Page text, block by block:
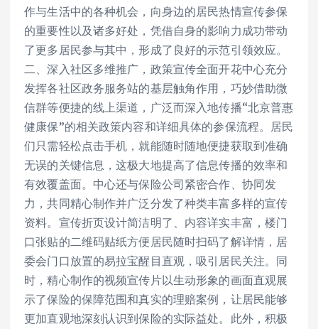
作与生活中的各种机会，向身边的居民热情宣传参保
的重要性以及诸多好处，凭借自身的影响力成功带动
了更多居民参与其中，形成了良好的示范引领效应。
二、深入社区多维推广，政策宣传全面开花中心充分
发挥各社区政务服务站的基层触角作用，巧妙借助微
信群等便捷的线上渠道，广泛而深入地传播“北京普惠
健康保”的相关政策内容和详细具体的参保流程。居民
们只需轻松点击手机，就能随时随地便捷获取到准确
无误的关键信息，这极大地提高了信息传播的效率和
有效覆盖面。中心还与保险公司紧密合作、协同发
力，共同精心制作并广泛分发了种类丰富多样的宣传
资料。宣传折页设计简洁明了、内容详实丰富，楼门
口张贴的二维码贴纸方便居民随时扫码了解详情，居
委会门口放置的易拉宝醒目直观，吸引居民关注。同
时，精心制作的视频宣传片以生动形象的画面直观展
示了保险的保障范围和真实的理赔案例，让居民能够
更加直观地深刻认识到保险的实际益处。此外，积极